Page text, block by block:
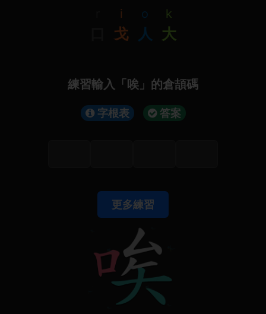
i
戈
o
人
k
大
練習輸入「唉」的倉頡碼
字根表 答案
更多練習